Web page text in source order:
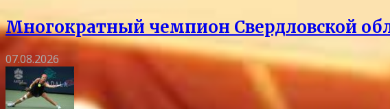
Многократный чемпион Свердловской
07.08.2026